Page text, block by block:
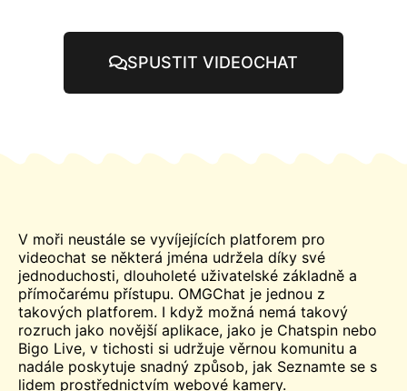
SPUSTIT VIDEOCHAT
V moři neustále se vyvíjejících platforem pro
videochat se některá jména udržela díky své
jednoduchosti, dlouholeté uživatelské základně a
přímočarému přístupu. OMGChat je jednou z
takových platforem. I když možná nemá takový
rozruch jako novější aplikace, jako je Chatspin nebo
Bigo Live, v tichosti si udržuje věrnou komunitu a
nadále poskytuje snadný způsob, jak Seznamte se s
lidem prostřednictvím webové kamery.